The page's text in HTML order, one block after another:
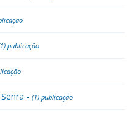
publicação
- (1) publicação